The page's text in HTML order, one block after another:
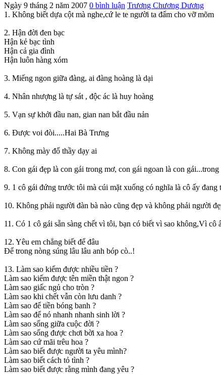
Ngày 9 tháng 2 năm 2007 0 bình luận Trương Chương Dương
1. Không biết dựa cột mà nghe,cứ le te người ta đấm cho vỡ mõm
2. Hận đời đen bạc
Hận kẻ bạc tình
Hận cả gia đình
Hận luôn hàng xóm
3. Miếng ngon giữa đàng, ai đàng hoàng là dại
4. Nhân nhượng là tự sát , độc ác là huy hoàng
5. Vạn sự khởi đầu nan, gian nan bắt đầu nản
6. Được voi đòi.....Hai Bà Trưng
7. Không mày đố thầy dạy ai
8. Con gái đẹp là con gái trong mơ, con gái ngoan là con gái...trong
9. 1 cô gái đứng trước tôi mà cúi mặt xuống có nghĩa là cô ấy
10. Không phải người đàn bà nào cũng đẹp và không phải người
11. Có 1 cô gái sẵn sàng chết vì tôi, bạn có biết vì sao không,Vì
12. Yêu em chẳng biết để đâu
Để trong nòng súng lâu lâu anh bóp cò..!
13. Làm sao kiếm được nhiều tiền ?
Làm sao kiếm được tên miền thật ngon ?
Làm sao giấc ngủ cho tròn ?
Làm sao khi chết vẫn còn lưu danh ?
Làm sao để tiền bóng banh ?
Làm sao để nó nhanh nhanh sinh lời ?
Làm sao sống giữa cuộc đời ?
Làm sao sống được chơi bời xa hoa ?
Làm sao cứ mãi trêu hoa ?
Làm sao biết được người ta yêu mình?
Làm sao biết cách tỏ tình ?
Làm sao biết được rằng mình đang yêu ?